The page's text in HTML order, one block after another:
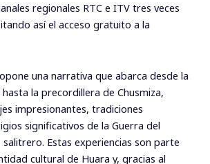
regionales RTC e ITV tres veces
así el acceso gratuito a la
una narrativa que abarca desde la
la precordillera de Chusmiza,
impresionantes, tradiciones
significativos de la Guerra del
salitrero. Estas experiencias son parte
cultural de Huara y, gracias al